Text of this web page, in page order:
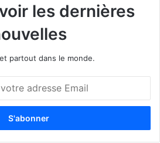
les dernières
partout dans le monde.